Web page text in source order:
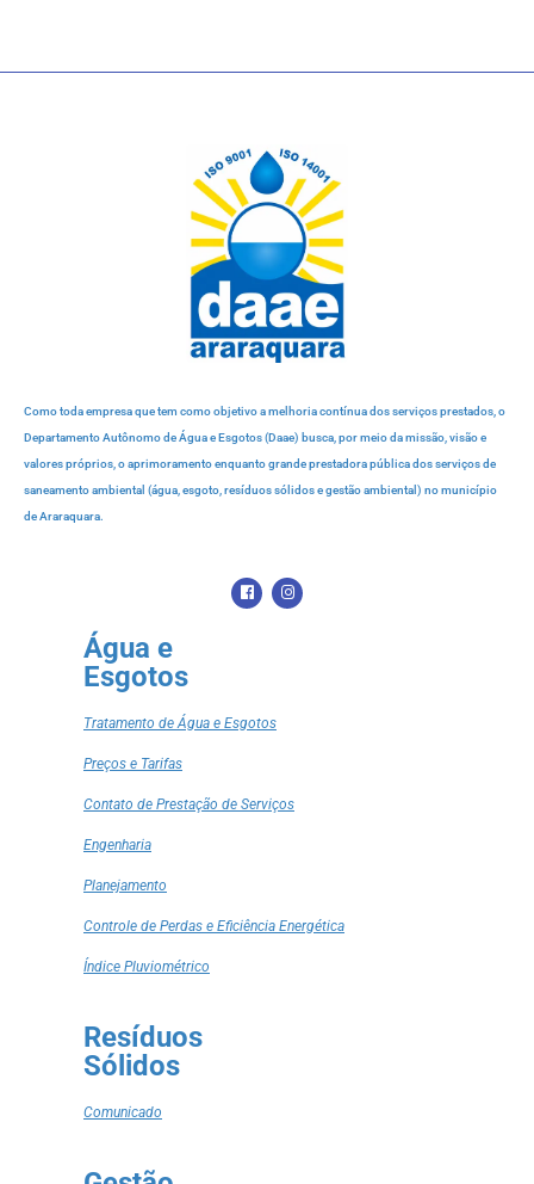
Como toda empresa que tem como objetivo a melhoria contínua dos serviços prestados, o
Departamento Autônomo de Água e Esgotos (Daae) busca, por meio da missão, visão e
valores próprios, o aprimoramento enquanto grande prestadora pública dos serviços de
saneamento ambiental (água, esgoto, resíduos sólidos e gestão ambiental) no município
de Araraquara.
Água e
Esgotos
Tratamento de Água e Esgotos
Preços e Tarifas
Contato de Prestação de Serviços
Engenharia
Planejamento
Controle de Perdas e Eficiência Energética
Índice Pluviométrico
Resíduos
Sólidos
Comunicado